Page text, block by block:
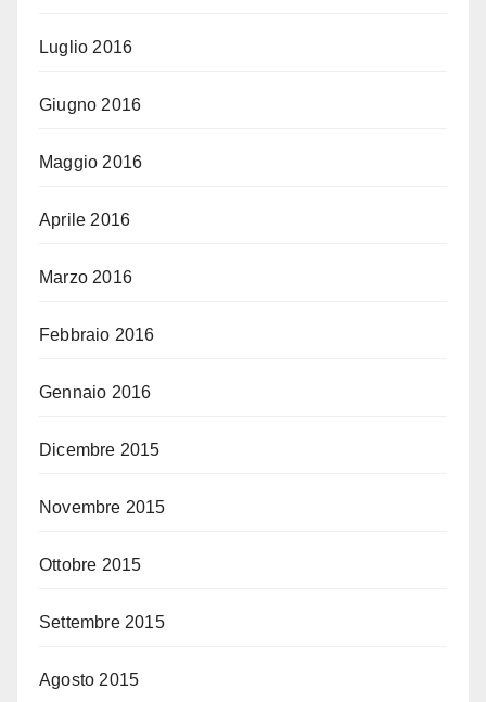
Luglio 2016
Giugno 2016
Maggio 2016
Aprile 2016
Marzo 2016
Febbraio 2016
Gennaio 2016
Dicembre 2015
Novembre 2015
Ottobre 2015
Settembre 2015
Agosto 2015